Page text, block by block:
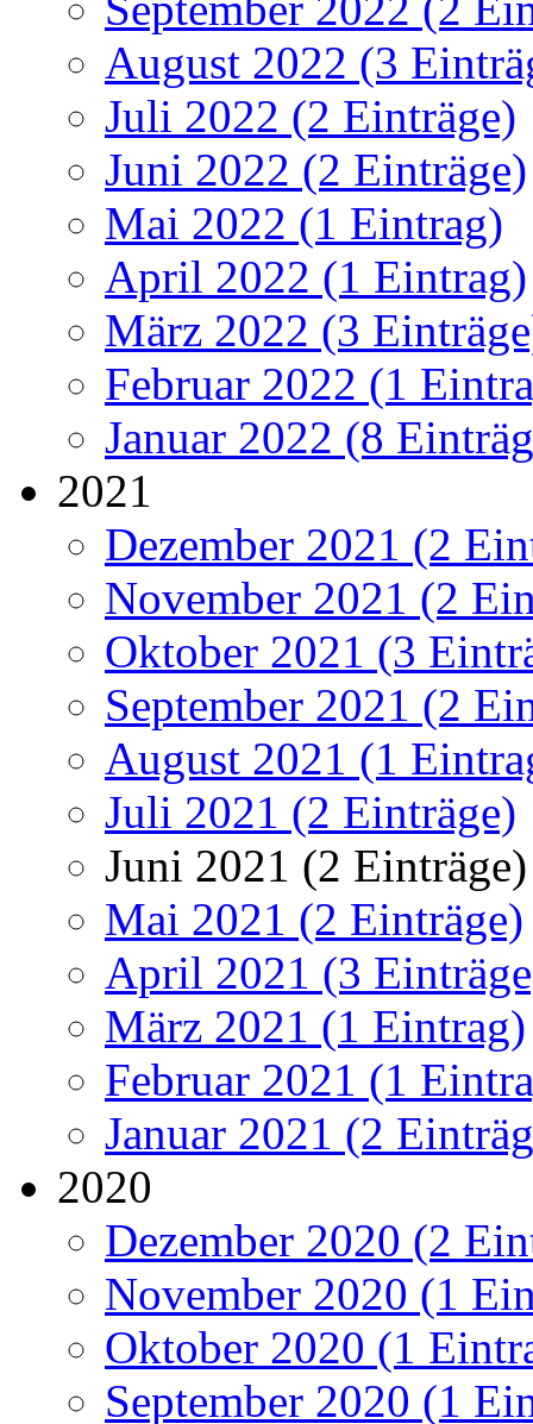
August 2022 (3
Juli 2022 (2 Einträge)
Juni 2022 (2 Einträge)
Mai 2022 (1 Eintrag)
April 2022 (1 Eintrag)
März 2022 (3
Februar 2022 (1
Januar 2022 (8
2021
Dezember 2021 (2
November 2021 (2
Oktober 2021 (3
September 2021 (2
August 2021 (1
Juli 2021 (2 Einträge)
Juni 2021 (2 Einträge)
Mai 2021 (2 Einträge)
April 2021 (3
März 2021 (1 Eintrag)
Februar 2021 (1
Januar 2021 (2
2020
Dezember 2020 (2
November 2020 (1
Oktober 2020 (1
September 2020 (1